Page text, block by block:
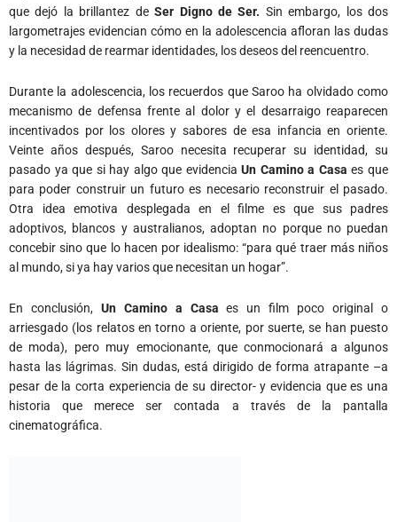
que dejó la brillantez deSer Digno de Ser. Sin embargo, los dos
largometrajes evidencian cómo en la adolescencia afloran las dudas
y la necesidad de rearmar identidades, los deseos del reencuentro.
Durante la adolescencia, los recuerdos que Saroo ha olvidado como
mecanismo de defensa frente al dolor y el desarraigo reaparecen
incentivados por los olores y sabores de esa infancia en oriente.
Veinte años después, Saroo necesita recuperar su identidad, su
pasado ya que si hay algo que evidenciaUn Camino a Casa es que
para poder construir un futuro es necesario reconstruir el pasado.
Otra idea emotiva desplegada en el filme es que sus padres
adoptivos, blancos y australianos, adoptan no porque no puedan
concebir sino que lo hacen por idealismo: “para qué traer más niños
al mundo, si ya hay varios que necesitan un hogar”.
En conclusión,Un Camino a Casa es un film poco original o
arriesgado (los relatos en torno a oriente, por suerte, se han puesto
de moda), pero muy emocionante, que conmocionará a algunos
hasta las lágrimas. Sin dudas, está dirigido de forma atrapante –a
pesar de la corta experiencia de su director- y evidencia que es una
historia que merece ser contada a través de la pantalla
cinematográfica.